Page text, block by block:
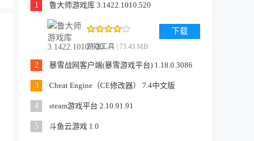
1 鲁大师游戏库 3.1422.1010.520
游戏工具 | 73.43 MB
下载
2 暴雪战网客户端(暴雪游戏平台) 1.18.0.3086
3 Cheat Engine（CE修改器） 7.4中文版
4 steam游戏平台 2.10.91.91
5 斗鱼云游戏 1.0